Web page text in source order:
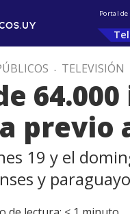
Portal
. TELEVISIÓN
previo
19 y el
y